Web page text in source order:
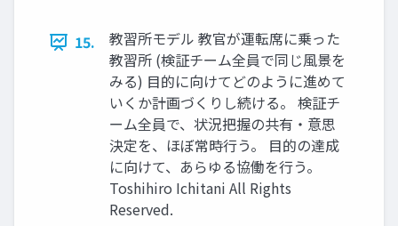
15.
教習所モデル 教官が運転席に乗った
教習所 (検証チーム全員で同じ⾵景を
みる) ⽬的に向けてどのように進めて
いくか計画づくりし続ける。 検証チ
ーム全員で、状況把握の共有・意思
決定を、ほぼ常時⾏う。 ⽬的の達成
に向けて、あらゆる協働を⾏う。
Toshihiro Ichitani All Rights
Reserved.